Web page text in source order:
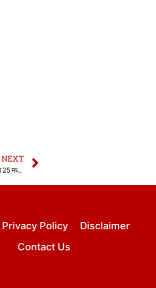
NEXT
धारा 25 मध्यप्रदेश विशेष न्यायलय अधिनियम
Privacy Policy
Disclaimer
Contact Us